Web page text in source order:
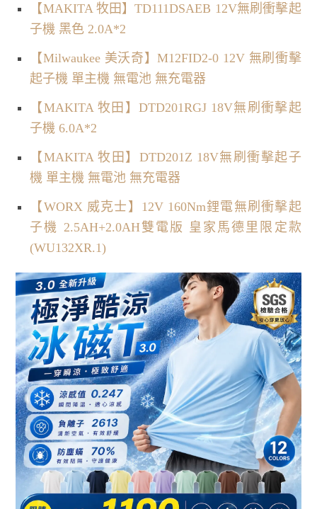
【MAKITA 牧田】TD111DSAEB 12V無刷衝擊起
子機 黑色 2.0A*2
【Milwaukee 美沃奇】M12FID2-0 12V 無刷衝擊
起子機 單主機 無電池 無充電器
【MAKITA 牧田】DTD201RGJ 18V無刷衝擊起
子機 6.0A*2
【MAKITA 牧田】DTD201Z 18V無刷衝擊起子
機 單主機 無電池 無充電器
【WORX 威克士】12V 160Nm鋰電無刷衝擊起
子機 2.5AH+2.0AH雙電版 皇家馬德里限定款
(WU132XR.1)